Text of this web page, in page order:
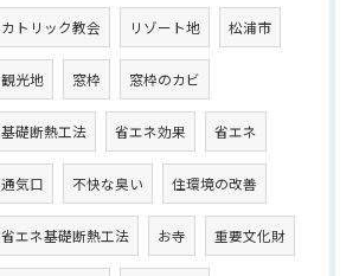
カトリック教会 リゾート地 松浦市
観光地 窓枠 窓枠のカビ
基礎断熱工法 省エネ効果 省エネ
通気口 不快な臭い 住環境の改善
省エネ基礎断熱工法 お寺 重要文化財